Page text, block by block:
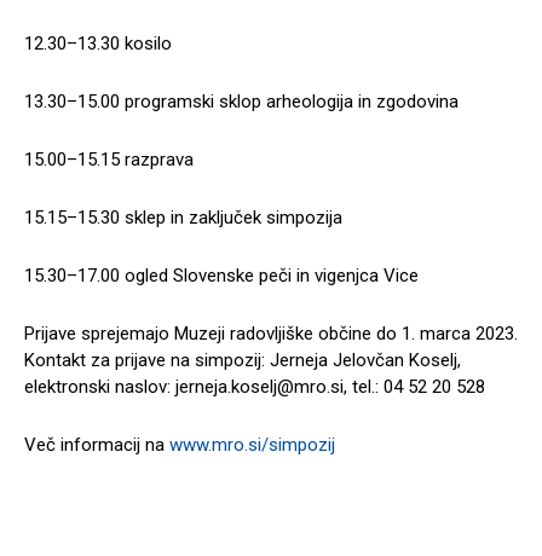
12.30–13.30 kosilo
13.30–15.00 programski sklop arheologija in zgodovina
15.00–15.15 razprava
15.15–15.30 sklep in zaključek simpozija
15.30–17.00 ogled Slovenske peči in vigenjca Vice
Prijave sprejemajo Muzeji radovljiške občine do 1. marca 2023.
Kontakt za prijave na simpozij: Jerneja Jelovčan Koselj,
elektronski naslov: jerneja.koselj@mro.si, tel.: 04 52 20 528
Več informacij na www.mro.si/simpozij